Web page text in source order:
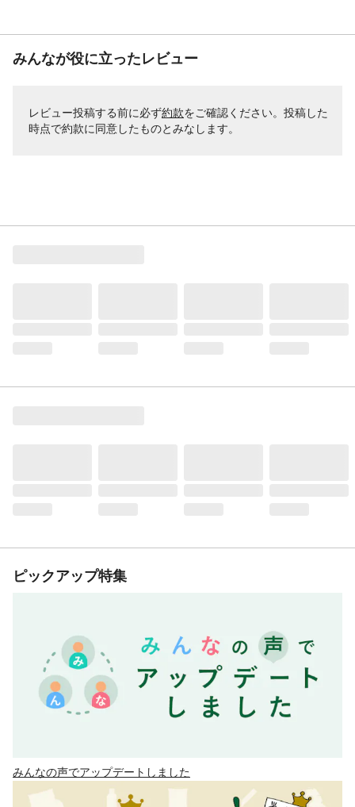
みんなが役に立ったレビュー
レビュー投稿する前に必ず約款をご確認ください。投稿した
時点で約款に同意したものとみなします。
ピックアップ特集
みんなの声でアップデートしました